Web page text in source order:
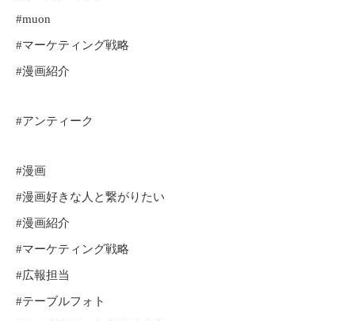
#muon
#マーケティング戦略
#漫画紹介
#アンティーク
#漫画
#漫画好きな人と繋がりたい
#漫画紹介
#マーケティング戦略
#広報担当
#テーブルフォト